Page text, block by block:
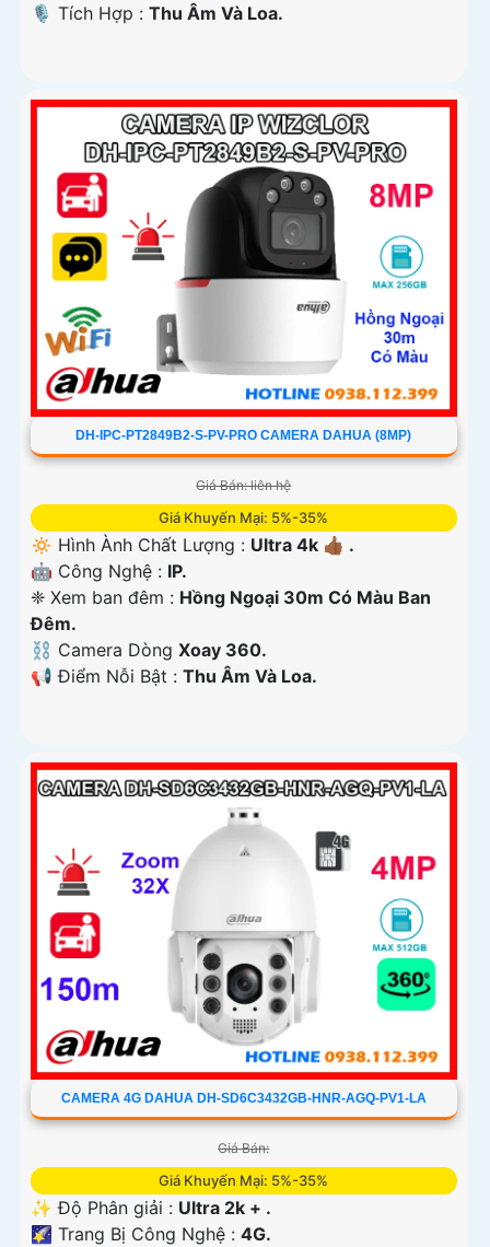
️🎙 Tích Hợp : Thu Âm Và Loa.
DH-IPC-PT2849B2-S-PV-PRO CAMERA DAHUA (8MP)
Giá Bán: liên hệ
Giá Khuyến Mại: 5%-35%
🔅 Hình Ành Chất Lượng : Ultra 4k 👍🏾 .
🤖️ Công Nghệ : IP.
❈ Xem ban đêm : Hồng Ngoại 30m Có Màu Ban
Ðêm.
⛓ Camera Dòng Xoay 360.
️📢 Điểm Nỗi Bật : Thu Âm Và Loa.
CAMERA 4G DAHUA DH-SD6C3432GB-HNR-AGQ-PV1-LA
Giá Bán:
Giá Khuyến Mại: 5%-35%
✨ Độ Phân giải : Ultra 2k + .
🌠 Trang Bị Công Nghệ : 4G.